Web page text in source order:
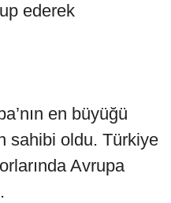
ederek
en büyüğü
sahibi oldu. Türkiye
Avrupa